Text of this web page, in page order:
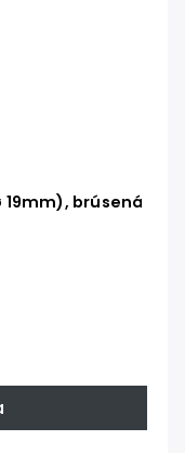
brúsená